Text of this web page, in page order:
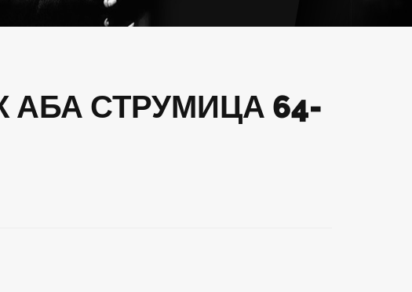
АБА СТРУМИЦА 64-